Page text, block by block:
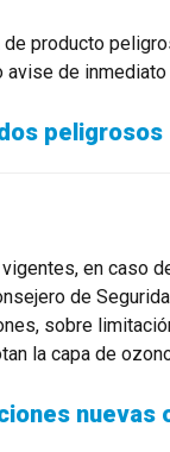
producto
de
peligrosos
en caso
de
sobre
la capa de
nuevas